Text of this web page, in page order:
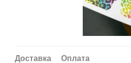
Доставка
Оплата